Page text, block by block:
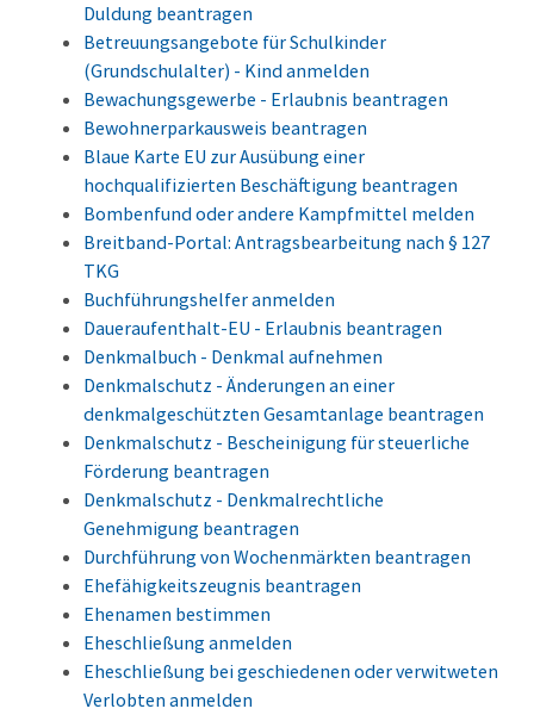
Duldung beantragen
Betreuungsangebote für Schulkinder
(Grundschulalter) - Kind anmelden
Bewachungsgewerbe - Erlaubnis beantragen
Bewohnerparkausweis beantragen
Blaue Karte EU zur Ausübung einer
hochqualifizierten Beschäftigung beantragen
Bombenfund oder andere Kampfmittel melden
Breitband-Portal: Antragsbearbeitung nach § 127
TKG
Buchführungshelfer anmelden
Daueraufenthalt-EU - Erlaubnis beantragen
Denkmalbuch - Denkmal aufnehmen
Denkmalschutz - Änderungen an einer
denkmalgeschützten Gesamtanlage beantragen
Denkmalschutz - Bescheinigung für steuerliche
Förderung beantragen
Denkmalschutz - Denkmalrechtliche
Genehmigung beantragen
Durchführung von Wochenmärkten beantragen
Ehefähigkeitszeugnis beantragen
Ehenamen bestimmen
Eheschließung anmelden
Eheschließung bei geschiedenen oder verwitweten
Verlobten anmelden